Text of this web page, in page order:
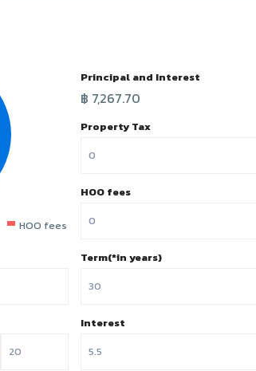
HOO fees
Principal and Interest
฿ 7,267.70
Property Tax
HOO fees
Term(*in years)
Interest